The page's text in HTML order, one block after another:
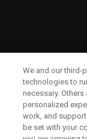
We and our third-
technologies to
necessary.
personalized
work, and
be set with your